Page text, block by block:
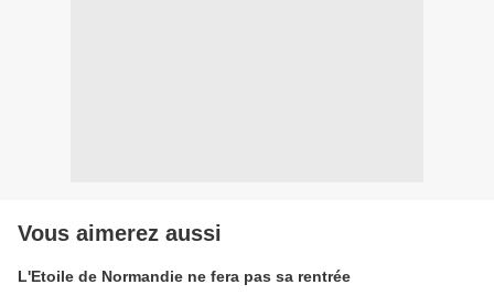
Vous aimerez aussi
L'Etoile de Normandie ne fera pas sa rentrée